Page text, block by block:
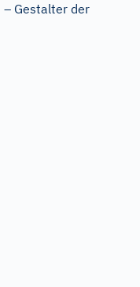
– Gestalter der